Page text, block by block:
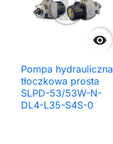

Pompa hydrauliczna
tłoczkowa prosta
SLPD-53/53W-N-
DL4-L35-S4S-0